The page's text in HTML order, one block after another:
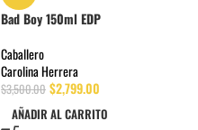
Bad Boy 150ml EDP
Caballero
Carolina Herrera
$3,500.00 $2,799.00
AÑADIR AL CARRITO